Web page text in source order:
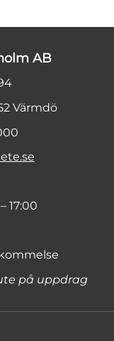
AB
Värmdö
17:00
på uppdrag